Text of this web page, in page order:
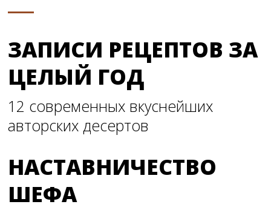
ЗАПИСИ РЕЦЕПТОВ ЗА
ЦЕЛЫЙ ГОД
12 современных вкуснейших
авторских десертов
НАСТАВНИЧЕСТВО
ШЕФА